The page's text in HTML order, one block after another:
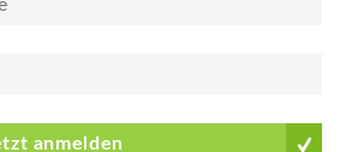
anmelden